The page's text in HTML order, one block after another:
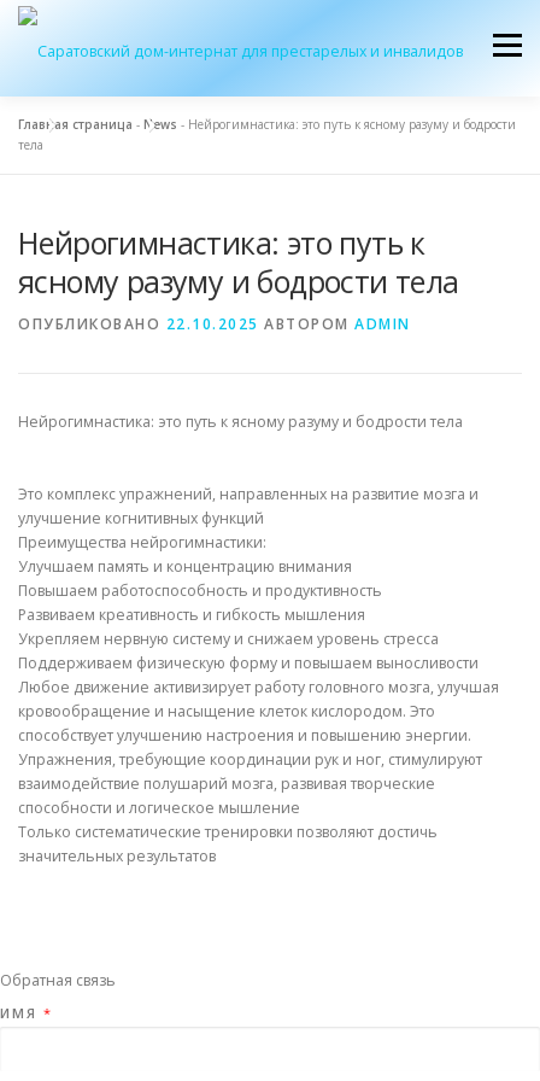
Перейти
содержимому
Меню
ОБ УЧРЕЖДЕНИИ
ЖУРНАЛ “ДОМ” КОНТАКТЫ
Главная страница - News - Нейрогимнастика: это путь к ясному разуму и бодрости
тела
Нейрогимнастика: это путь к
ясному разуму и бодрости тела
ОПУБЛИКОВАНО 22.10.2025 АВТОРОМ ADMIN
Нейрогимнастика: это путь к ясному разуму и бодрости тела
Это комплекс упражнений, направленных на развитие мозга и
улучшение когнитивных функций
Преимущества нейрогимнастики:
Улучшаем память и концентрацию внимания
Повышаем работоспособность и продуктивность
Развиваем креативность и гибкость мышления
Укрепляем нервную систему и снижаем уровень стресса
Поддерживаем физическую форму и повышаем выносливости
Любое движение активизирует работу головного мозга, улучшая
кровообращение и насыщение клеток кислородом. Это
способствует улучшению настроения и повышению энергии.
Упражнения, требующие координации рук и ног, стимулируют
взаимодействие полушарий мозга, развивая творческие
способности и логическое мышление
Только систематические тренировки позволяют достичь
значительных результатов
Обратная связь
ИМЯ *